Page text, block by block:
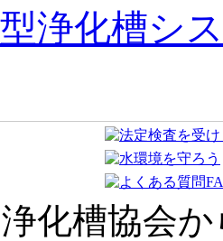
型浄化槽シ
化槽協会